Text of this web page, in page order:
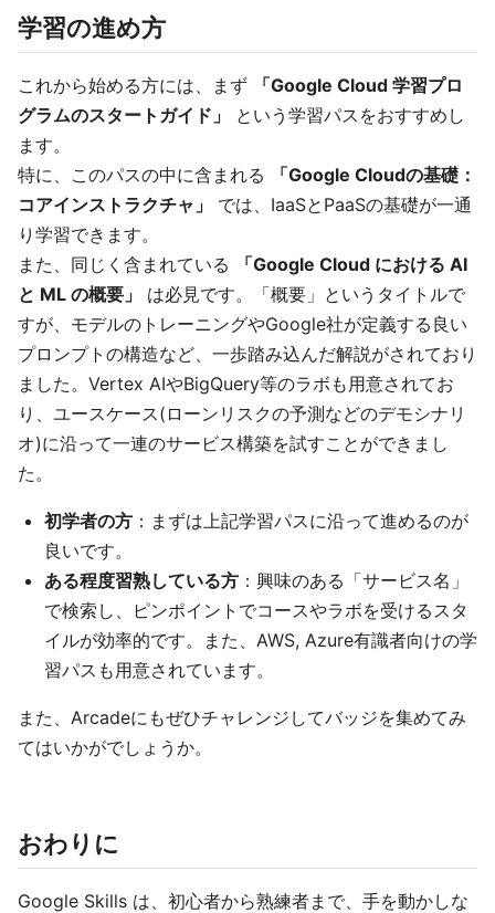
学習の進め方
これから始める方には、まず
「Google Cloud 学習プロ
グラムのスタートガイド」
という学習パスをおすすめし
ます。
特に、このパスの中に含まれる
「Google Cloudの基礎：
コアインストラクチャ」
では、IaaSとPaaSの基礎が一通
り学習できます。
また、同じく含まれている
「Google Cloud における AI
と ML の概要」
は必見です。「概要」というタイトルで
すが、モデルのトレーニングやGoogle社が定義する良い
プロンプトの構造など、一歩踏み込んだ解説がされており
ました。Vertex AIやBigQuery等のラボも用意されてお
り、ユースケース(ローンリスクの予測などのデモシナリ
オ)に沿って一連のサービス構築を試すことができまし
た。
初学者の方 ：まずは上記学習パスに沿って進めるのが
良いです。
ある程度習熟している方 ：興味のある「サービス名」
で検索し、ピンポイントでコースやラボを受けるスタ
イルが効率的です。また、AWS, Azure有識者向けの学
習パスも用意されています。
また、Arcadeにもぜひチャレンジしてバッジを集めてみ
てはいかがでしょうか。
おわりに
Google Skills は、初心者から熟練者まで、手を動かしな